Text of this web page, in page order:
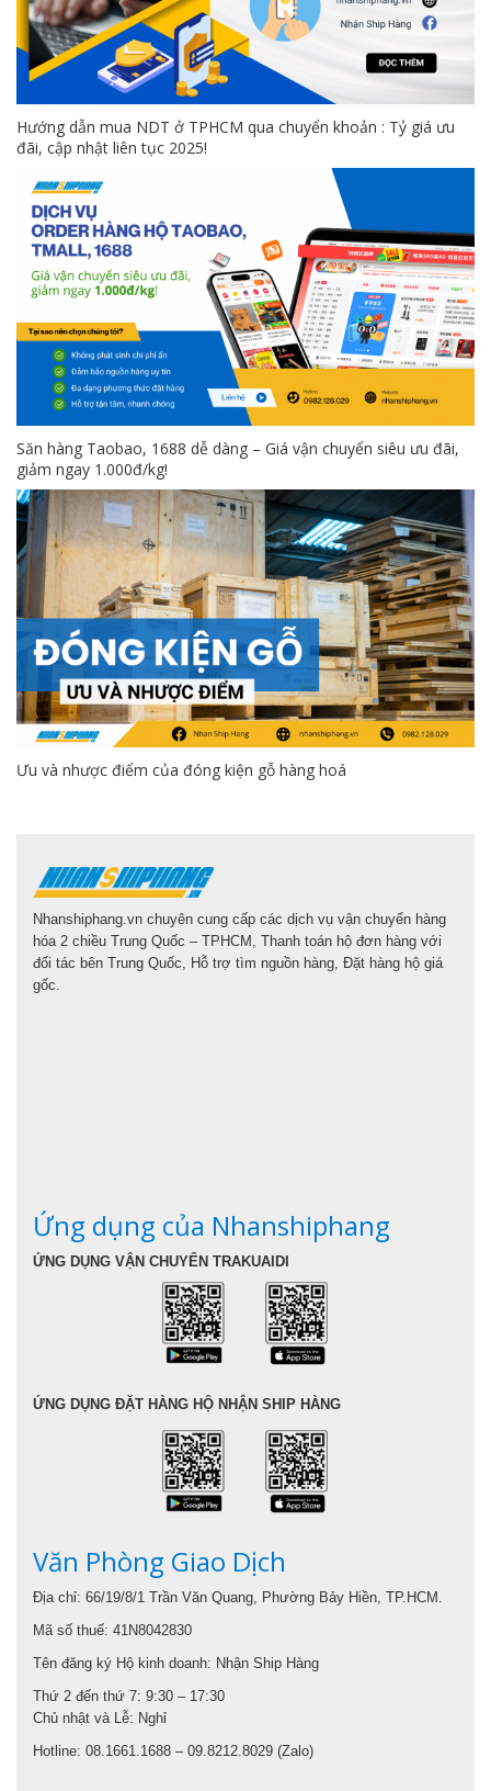
Hướng dẫn mua NDT ở TPHCM qua chuyển khoản : Tỷ giá ưu
đãi, cập nhật liên tục 2025!
Săn hàng Taobao, 1688 dễ dàng – Giá vận chuyển siêu ưu đãi,
giảm ngay 1.000đ/kg!
Ưu và nhược điểm của đóng kiện gỗ hàng hoá
Nhanshiphang.vn chuyên cung cấp các dịch vụ vận chuyển hàng
hóa 2 chiều Trung Quốc – TPHCM, Thanh toán hộ đơn hàng với
đối tác bên Trung Quốc, Hỗ trợ tìm nguồn hàng, Đặt hàng hộ giá
gốc.
Ứng dụng của Nhanshiphang
ỨNG DỤNG VẬN CHUYỂN TRAKUAIDI
ỨNG DỤNG ĐẶT HÀNG HỘ NHẬN SHIP HÀNG
Văn Phòng Giao Dịch
Địa chỉ: 66/19/8/1 Trần Văn Quang, Phường Bảy Hiền, TP.HCM.
Mã số thuế: 41N8042830
Tên đăng ký Hộ kinh doanh: Nhận Ship Hàng
Thứ 2 đến thứ 7: 9:30 – 17:30
Chủ nhật và Lễ: Nghỉ
Hotline: 08.1661.1688 – 09.8212.8029 (Zalo)